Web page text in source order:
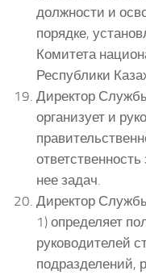
должности и
порядке,
Комитета
Республики
Директор
организует и
нее задач.
Директор
1) определяет
руководителей
подразделений,